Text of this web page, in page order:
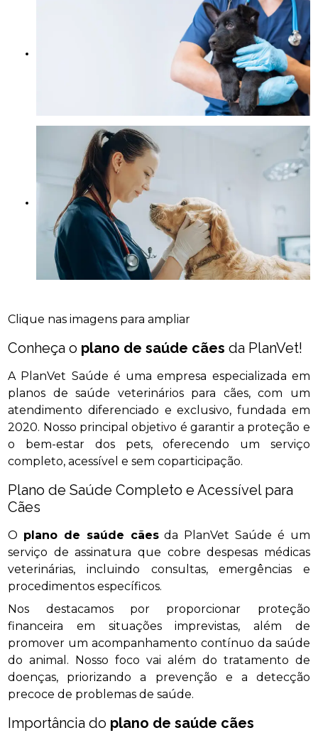
Clique nas imagens para ampliar
Conheça o plano de saúde cães da PlanVet!
A PlanVet Saúde é uma empresa especializada em
planos de saúde veterinários para cães, com um
atendimento diferenciado e exclusivo, fundada em
2020. Nosso principal objetivo é garantir a proteção e
o bem-estar dos pets, oferecendo um serviço
completo, acessível e sem coparticipação.
Plano de Saúde Completo e Acessível para
Cães
O plano de saúde cãesda PlanVet Saúde é um
serviço de assinatura que cobre despesas médicas
veterinárias, incluindo consultas, emergências e
procedimentos específicos.
Nos destacamos por proporcionar proteção
financeira em situações imprevistas, além de
promover um acompanhamento contínuo da saúde
do animal. Nosso foco vai além do tratamento de
doenças, priorizando a prevenção e a detecção
precoce de problemas de saúde.
Importância do plano de saúde cães